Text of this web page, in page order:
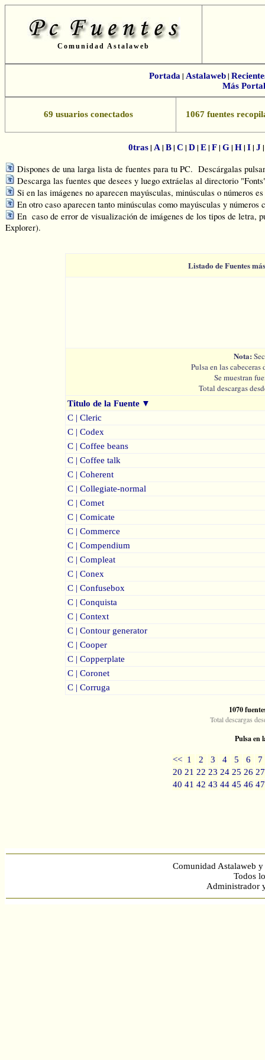
Comunidad Astalaweb
Portada| Astalaweb|
Más
69 usuarios conectados 1067 fuentes
0tras| A | B| C | D | E| F| G| H| I| J
Dispones de una larga lista de fuentes para tu PC. Descárgalas
Descarga las fuentes que desees y luego extráelas al directorio
Si en las imágenes no aparecen mayúsculas, minúsculas o números
En otro caso aparecen tanto minúsculas como mayúsculas y números
En caso de error de visualización de imágenes de los tipos de letra,
Explorer).
Listado de Fuentes
Nota:
Pulsa en las
Se muestran
Total descargas
Titulo de la Fuente ▼
C | Cleric
C | Codex
C | Coffee beans
C | Coffee talk
C | Coherent
C | Collegiate-normal
C | Comet
C | Comicate
C | Commerce
C | Compendium
C | Compleat
C | Conex
C | Confusebox
C | Conquista
C | Context
C | Contour generator
C | Cooper
C | Copperplate
C | Coronet
C | Corruga
1070
Total descargas
Pulsa en
<< 1 2 3 4 5 6
7
20 21 22 23 24 25 26 27
40 41 42 43 44 45 46 47
Comunidad Astalaweb
Todos
Administrador